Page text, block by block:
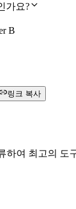
가요?
B
링크 복사
하여 최고의 도